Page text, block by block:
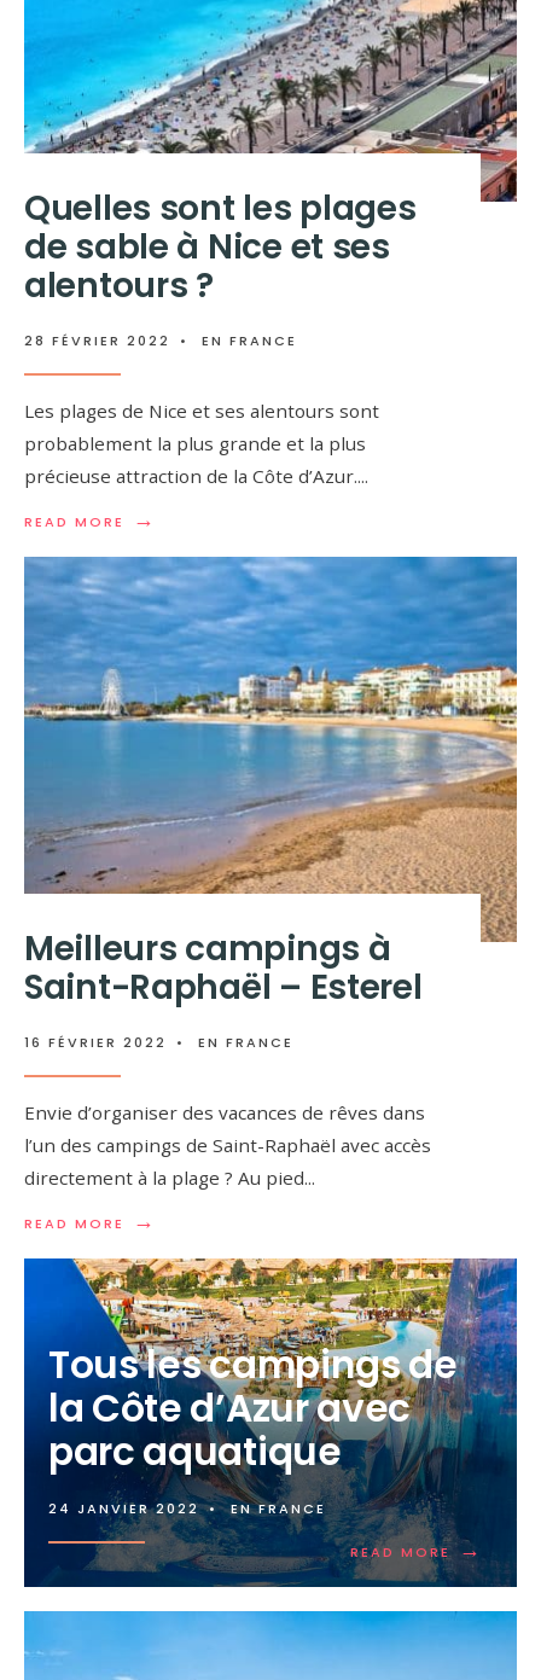
Quelles sont les plages
de sable à Nice et ses
alentours ?
28 FÉVRIER 2022 • EN FRANCE
Les plages de Nice et ses alentours sont
probablement la plus grande et la plus
précieuse attraction de la Côte d’Azur....
READ MORE →
Meilleurs campings à
Saint-Raphaël – Esterel
16 FÉVRIER 2022 • EN FRANCE
Envie d’organiser des vacances de rêves dans
l’un des campings de Saint-Raphaël avec accès
directement à la plage ? Au pied...
READ MORE →
Tous les campings de
la Côte d’Azur avec
parc aquatique
24 JANVIER 2022 • EN FRANCE
READ MORE →